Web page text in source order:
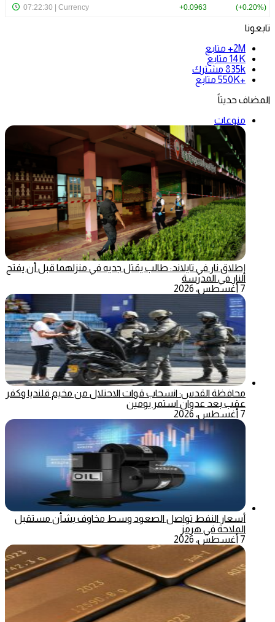
تابعونا
2M+
متابع
14K متابع
835k مشترك
+550K
متابع
المضاف حديثاً
منوعات
إطلاق نار في تايلاند: طالب يقتل جديه في منزلهما قبل أن يفتح
النار في المدرسة
7 أغسطس، 2026
محافظة القدس: انسحاب قوات الاحتلال من مخيم قلنديا وكفر
عقب بعد عدوان استمر يومين
7 أغسطس، 2026
أسعار النفط تواصل الصعود وسط مخاوف بشأن مستقبل
الملاحة في هرمز
7 أغسطس، 2026